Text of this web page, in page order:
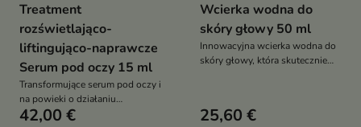
Treatment
rozświetlająco-
liftingująco-naprawcze
Serum pod oczy 15 ml
Transformujące serum pod oczy i
na powieki o działaniu
liftingująco-naprawczym,
42,00 €
Wcierka wodna do
skóry głowy 50 ml
Innowacyjna wcierka wodna do
skóry głowy, która skutecznie
25,60 €